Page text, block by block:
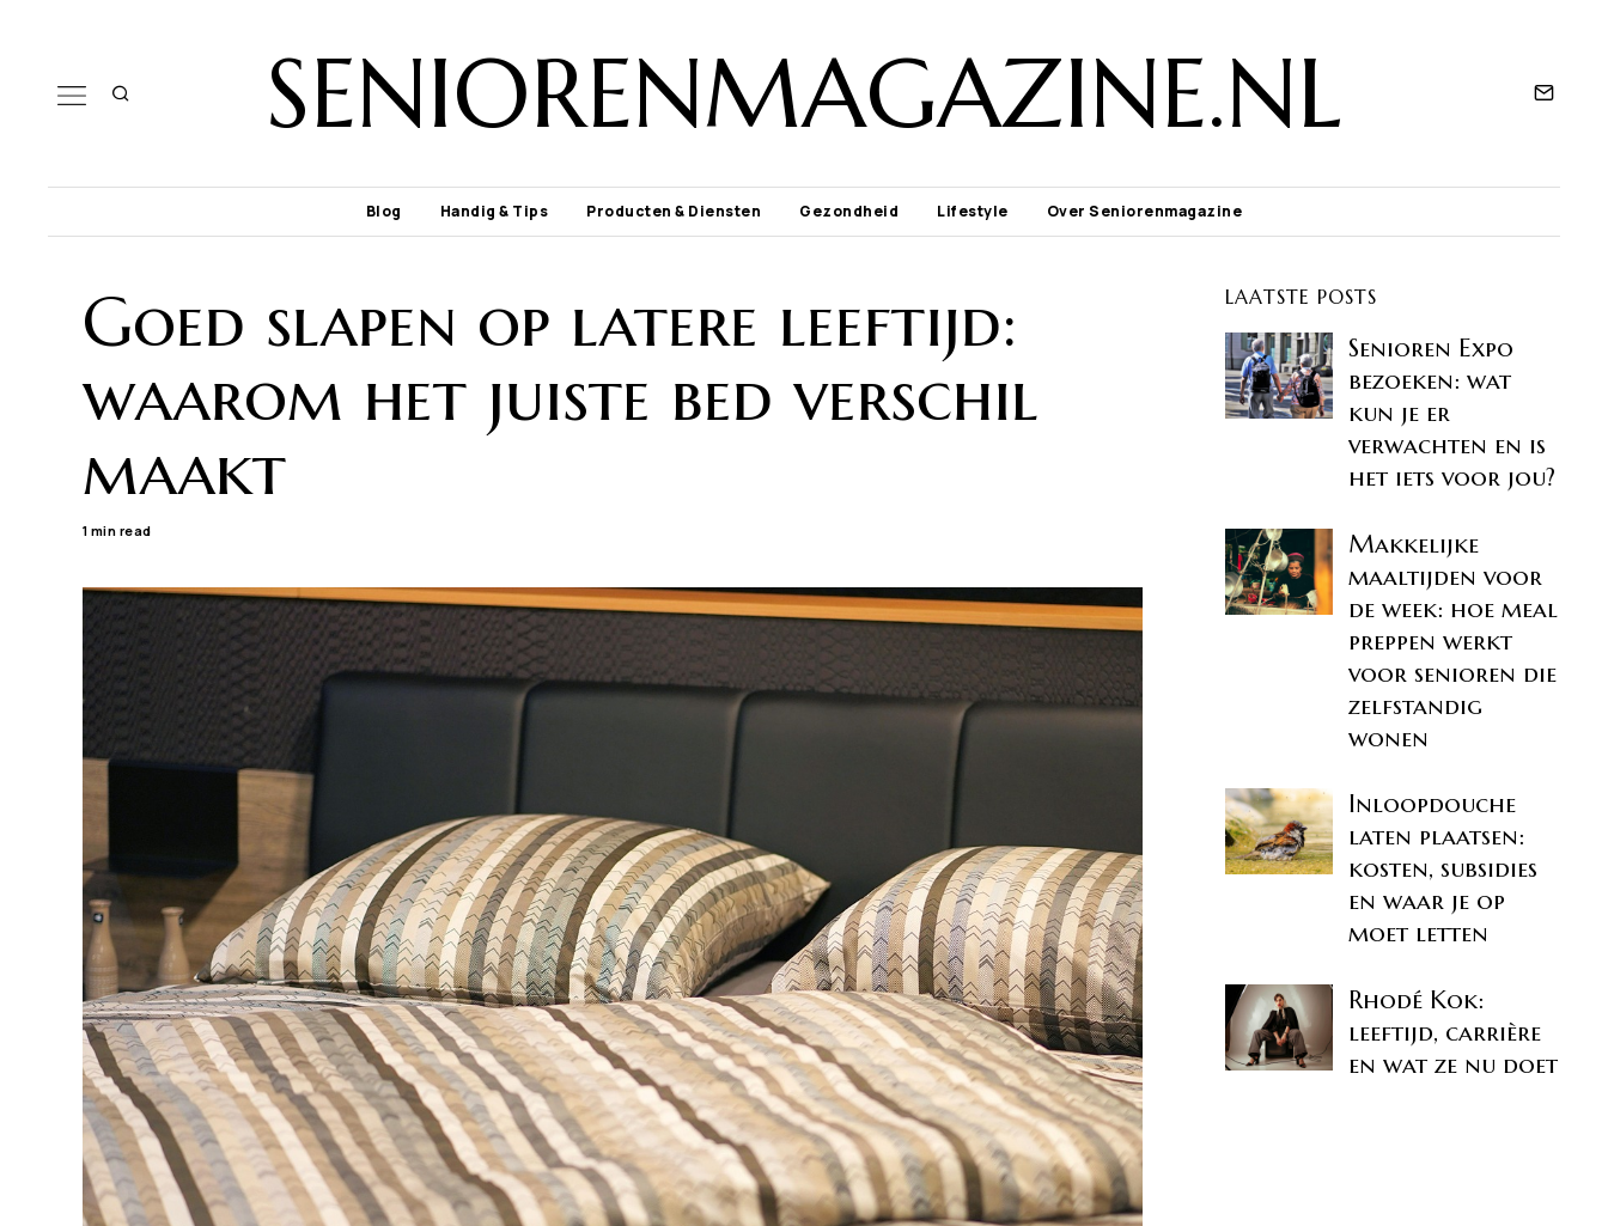
SENIORENMAGAZINE.NL
Blog Handig & Tips Producten & Diensten Gezondheid Lifestyle Over Seniorenmagazine
Goed slapen op latere leeftijd:
waarom het juiste bed verschil
maakt
1 min read
LAATSTE POSTS
Senioren Expo
bezoeken: wat
kun je er
verwachten en is
het iets voor jou?
Makkelijke
maaltijden voor
de week: hoe meal
preppen werkt
voor senioren die
zelfstandig
wonen
Inloopdouche
laten plaatsen:
kosten, subsidies
en waar je op
moet letten
Rhodé Kok:
leeftijd, carrière
en wat ze nu doet